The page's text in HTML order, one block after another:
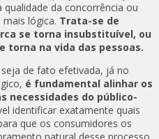
da concorrência ou
lógica. Trata-se de
se torna insubstituível, ou
torna na vida das pessoas.
de fato efetivada, já no
é fundamental alinhar os
necessidades do público-
identificar exatamente quais
que os consumidores os
natural desse processo